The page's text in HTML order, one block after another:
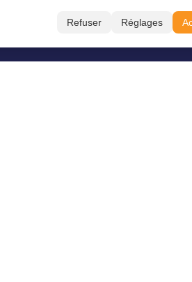
Séjours linguistiques
Séjours linguistiques
Refuser Réglages